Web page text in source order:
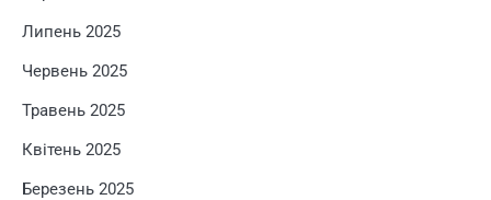
Липень 2025
Червень 2025
Травень 2025
Квітень 2025
Березень 2025